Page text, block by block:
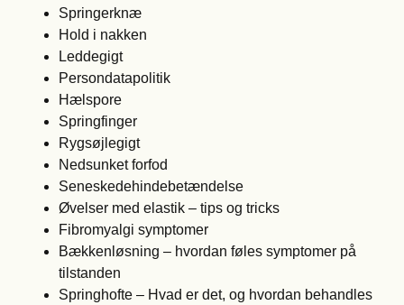
Springerknæ
Hold i nakken
Leddegigt
Persondatapolitik
Hælspore
Springfinger
Rygsøjlegigt
Nedsunket forfod
Seneskedehindebetændelse
Øvelser med elastik – tips og tricks
Fibromyalgi symptomer
Bækkenløsning – hvordan føles symptomer på
tilstanden
Springhofte – Hvad er det, og hvordan behandles